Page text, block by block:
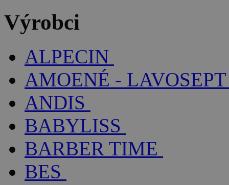
Výrobci
ALPECIN
AMOENÉ - LAVOSEPT
ANDIS
BABYLISS
BARBER TIME
BES